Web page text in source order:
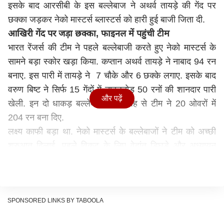
इसके बाद आरसीबी के इस बल्लेबाज ने अथर्व तायड़े की गेंद पर
छक्का जड़कर नेको मास्टर्स ब्लास्टर्स को हारी हुई बाजी जिता दी.
आखिरी गेंद पर जड़ा छक्का, फाइनल में पहुंची टीम
भारत रेंजर्स की टीम ने पहले बल्लेबाजी करते हुए नेको मास्टर्स के
सामने बड़ा स्कोर खड़ा किया. कप्तान अथर्व तायड़े ने नाबाद 94 रन
बनाए. इस पारी में तायड़े ने 7 चौके और 6 छक्के लगाए. इसके बाद
वरुण बिष्ट ने सिर्फ 15 गेंदों में ताबड़तोड़ 50 रनों की शानदार पारी
खेली. इन दो धाकड़ बल्लेबाजों की वजह से टीम ने 20 ओवरों में
204 रन बना दिए.
लक्ष्य काफी बड़ा था. नेको मास्टर्स के बल्लेबाजों ने टीम को अच्छी
साथ 56 रनों की साझेदारी हुई. टीम को फिर आखिरी ओवर में 6 रन
और पढ़ें
SPONSORED LINKS BY TABOOLA